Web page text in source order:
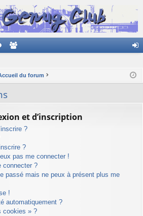
m ne
du forum
et d’inscription
?
?
pas me connecter !
connecter ?
passé mais ne peux à présent plus me
!
automatiquement ?
cookies » ?